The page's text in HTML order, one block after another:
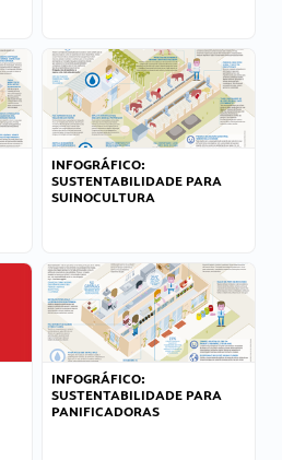
INFOGRÁFICO:
SUSTENTABILIDADE PARA
SUINOCULTURA
INFOGRÁFICO:
SUSTENTABILIDADE PARA
PANIFICADORAS